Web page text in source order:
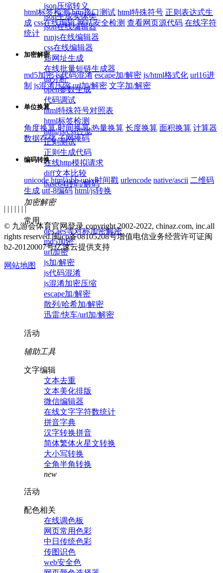
json压缩转义
json生成实体类
json在线编辑器
runjs在线编辑器
css在线编辑器
短网址生成
在线批量短链生成器
ua分析
open参数生成
代码调试
html特殊符号对照表
html标签检测
html/js/css过滤
正则测试
正则生成代码
在线http模拟请求
diff文本比较
base64转码/解码
加密解密
常用
des,aes等对称加密解密
md5加密
url加密
js加/解密
js代码混淆
js混淆加密压缩
escape加/解密
散列/哈希加/解密
迅雷/快车/url加/解密
活动
辅助工具
文字编辑
文本去重
文本美化排版
微信编辑器
在线文字字符数统计
拼音字典
汉字转换拼音
简体繁体火星文转换
大小写转换
全角半角转换
new
活动
配色相关
在线调色板
网页常用色彩
中日传统色彩
传图识色
web安全色
html标签检测 http接口测试 html特殊符号 正则表达式生
成 css在线编辑 网站安全检测 查看网页源代码 在线字符
统计
加密解密
md5加密 js代码混淆 escape加/解密 js/html格式化 url16进
制 js混淆压缩 url加/解密 文字加/解密
单位换算
角度换算 时间换算 热量换算 长度换算 面积换算 计算器
数据存储 子网掩码
编码转换
unicode html/ubb unix时间戳 urlencode native/ascii 二维码
生成 utf-8编码 html/js转换
| | | | | | |
© 九游会体育官网登录 copyright 2002-2022, chinaz.com, inc.all
rights reserved.闽icp备08105208号增值电信业务经营许可证闽
b2-20120007号亿速云提供支持
网站地图